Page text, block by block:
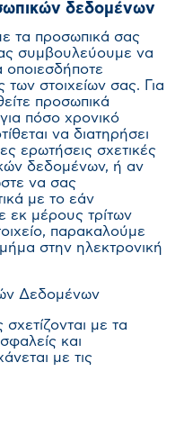
δεδομένων
τα προσωπικά σας
συμβουλεύουμε να
οποιεσδήποτε
στοιχείων σας. Για
προσωπικά
πόσο χρονικό
να διατηρήσει
ερωτήσεις σχετικές
δεδομένων, ή αν
να σας
με το εάν
εκ μέρους τρίτων
παρακαλούμε
στην ηλεκτρονική
Δεδομένων
με τα
και
με τις